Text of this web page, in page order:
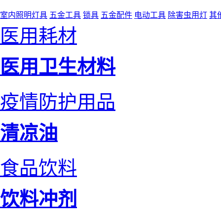
室内照明灯具 五金工具 锁具 五金配件 电动工具 除害虫用灯 其
医用耗材
医用卫生材料
疫情防护用品
清凉油
食品饮料
饮料冲剂